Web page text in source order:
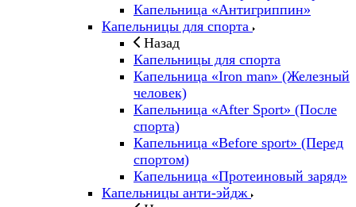
Капельница «Антигриппин»
Капельницы для спорта
Назад
Капельницы для спорта
Капельница «Iron man» (Железный
человек)
Капельница «After Sport» (После
спорта)
Капельница «Before sport» (Перед
спортом)
Капельница «Протеиновый заряд»
Капельницы анти-эйдж